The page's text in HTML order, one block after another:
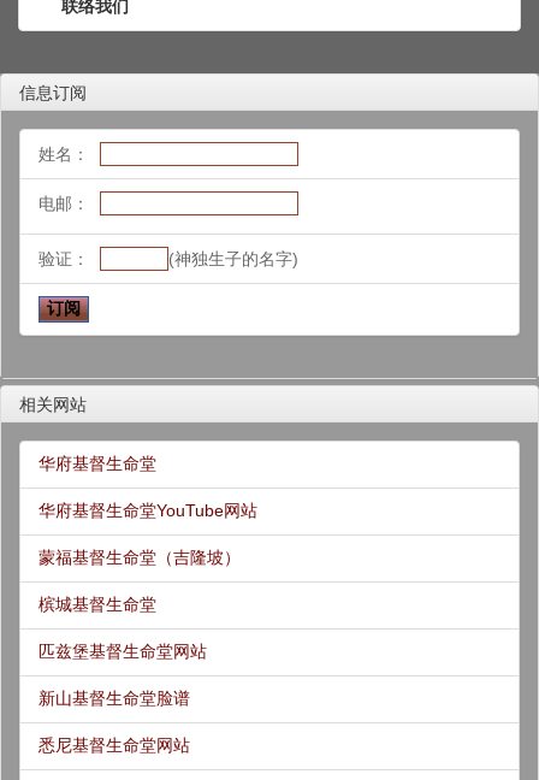
联络我们
信息订阅
姓名：
电邮：
验证： (神独生子的名字)
相关网站
华府基督生命堂
华府基督生命堂YouTube网站
蒙福基督生命堂（吉隆坡）
槟城基督生命堂
匹兹堡基督生命堂网站
新山基督生命堂脸谱
悉尼基督生命堂网站